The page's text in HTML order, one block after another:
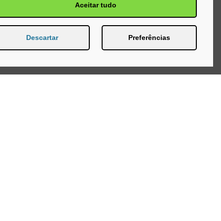
Aceitar tudo
Descartar Preferências